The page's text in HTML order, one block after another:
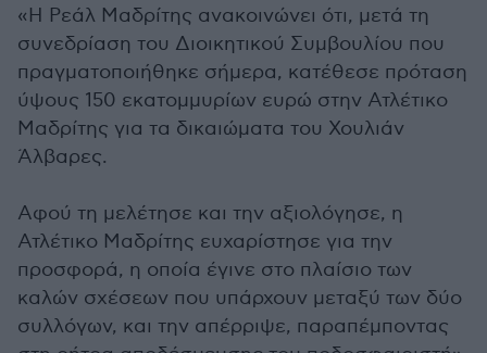
«Η Ρεάλ Μαδρίτης ανακοινώνει ότι, μετά τη
συνεδρίαση του Διοικητικού Συμβουλίου που
πραγματοποιήθηκε σήμερα, κατέθεσε πρόταση
ύψους 150 εκατομμυρίων ευρώ στην Ατλέτικο
Μαδρίτης για τα δικαιώματα του Χουλιάν
Άλβαρες.
Αφού τη μελέτησε και την αξιολόγησε, η
Ατλέτικο Μαδρίτης ευχαρίστησε για την
προσφορά, η οποία έγινε στο πλαίσιο των
καλών σχέσεων που υπάρχουν μεταξύ των δύο
συλλόγων, και την απέρριψε, παραπέμποντας